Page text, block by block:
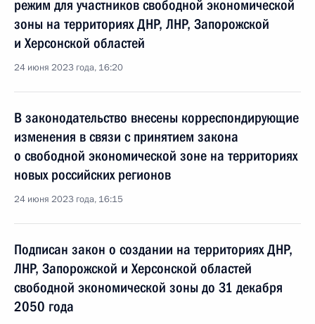
режим для участников свободной экономической
зоны на территориях ДНР, ЛНР, Запорожской
и Херсонской областей
24 июня 2023 года, 16:20
В законодательство внесены корреспондирующие
изменения в связи с принятием закона
о свободной экономической зоне на территориях
новых российских регионов
24 июня 2023 года, 16:15
Подписан закон о создании на территориях ДНР,
ЛНР, Запорожской и Херсонской областей
свободной экономической зоны до 31 декабря
2050 года